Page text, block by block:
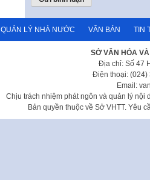
QUẢN LÝ NHÀ NƯỚC VĂN BẢN TIN
SỞ VĂN HÓA
Địa chỉ: Số 47
Điện thoại: (024)
Email:
Chịu trách nhiệm phát ngôn và quản lý nội
Bản quyền thuộc về Sở VHTT. Yêu